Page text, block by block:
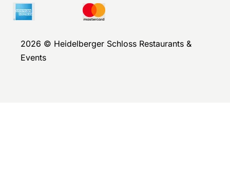
2026 © Heidelberger Schloss Restaurants &
Events